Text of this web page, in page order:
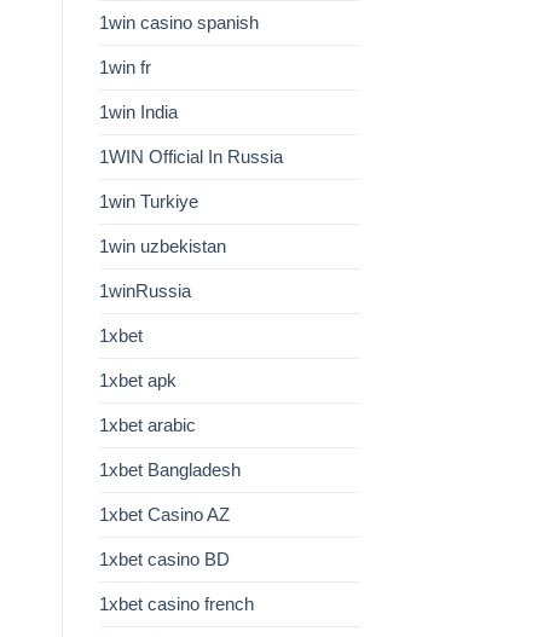
1win casino spanish
1win fr
1win India
1WIN Official In Russia
1win Turkiye
1win uzbekistan
1winRussia
1xbet
1xbet apk
1xbet arabic
1xbet Bangladesh
1xbet Casino AZ
1xbet casino BD
1xbet casino french